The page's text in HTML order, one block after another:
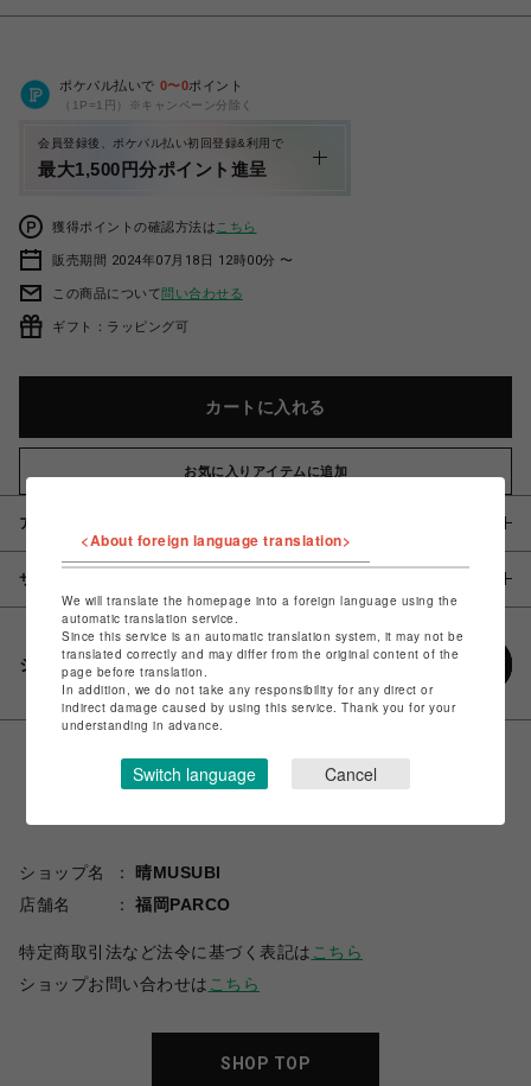
ポケパル払いで 0〜0ポイント
（1P=1円）※キャンペーン分除く
会員登録後、ポケパル払い初回登録&利用で
最大1,500円分ポイント進呈
獲得ポイントの確認方法は こちら
販売期間 2024年07月18日 12時00分 〜
この商品について問い合わせる
ギフト：ラッピング可
カートに入れる
お気に入りアイテムに追加
アイテム説明 / 素材
サイズ
シェアする
ショップ名
晴MUSUBI
店舗名
福岡PARCO
特定商取引法など法令に基づく表記は こちら
ショップお問い合わせは こちら
SHOP TOP
<About foreign language translation>
We will translate the homepage into a foreign language using the
automatic translation service.
Since this service is an automatic translation system, it may not be
translated correctly and may differ from the original content of the
page before translation.
In addition, we do not take any responsibility for any direct or
indirect damage caused by using this service. Thank you for your
understanding in advance.
Switch language Cancel